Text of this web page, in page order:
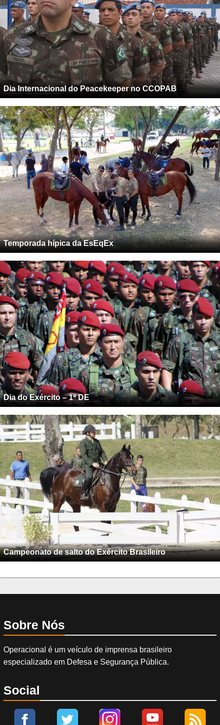
Dia Internacional do Peacekeeper no CCOPAB
Temporada hípica da EsEqEx
Dia do Exército – 1ª DE
Campeonato de salto do Exército Brasileiro
Sobre Nós
Operacional é um veículo de imprensa brasileiro
especializado em Defesa e Segurança Pública.
Social